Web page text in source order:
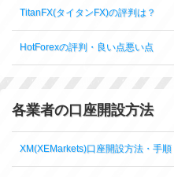
TitanFX(タイタンFX)の評判は？
HotForexの評判・良い点悪い点
各業者の口座開設方法
XM(XEMarkets)口座開設方法・手順